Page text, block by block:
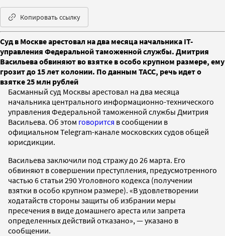
Копировать ссылку
Суд в Москве арестовал на два месяца начальника IT-
управления Федеральной таможенной службы. Дмитрия
Васильева обвиняют во взятке в особо крупном размере, ему
грозит до 15 лет колонии. По данным ТАСС, речь идет о
взятке 25 млн рублей
Басманный суд Москвы арестовал на два месяца
начальника центрального информационно-технического
управления Федеральной таможенной службы Дмитрия
Васильева. Об этом говорится в сообщении в
официальном Telegram-канале московских судов общей
юрисдикции.
Васильева заключили под стражу до 26 марта. Его
обвиняют в совершении преступления, предусмотренного
частью 6 статьи 290 Уголовного кодекса (получении
взятки в особо крупном размере). «В удовлетворении
ходатайств стороны защиты об избрании меры
пресечения в виде домашнего ареста или запрета
определенных действий отказано», — указано в
сообщении.